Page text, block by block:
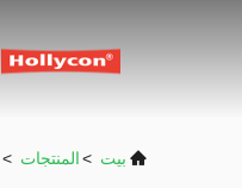
بيت >المنتجات >